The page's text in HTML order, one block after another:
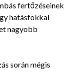
fertőzéseinek
hatásfokkal
nagyobb
során mégis